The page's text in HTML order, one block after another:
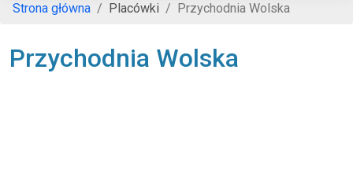
Strona główna Placówki Przychodnia Wolska
Przychodnia Wolska